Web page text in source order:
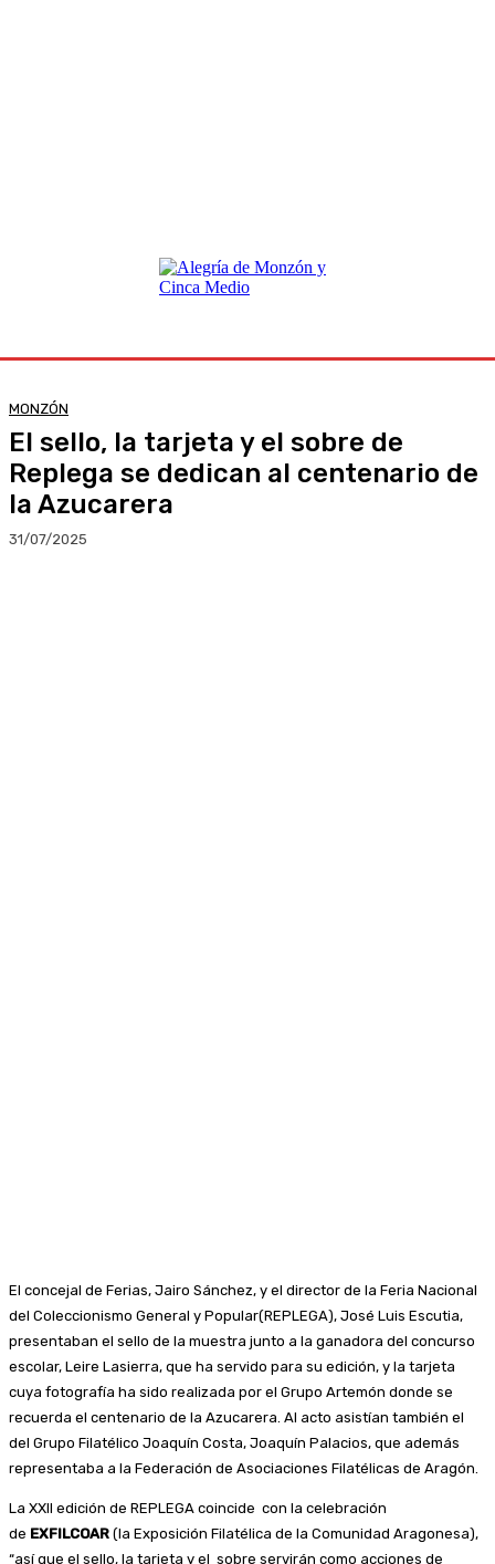
MONZÓN
El sello, la tarjeta y el sobre de
Replega se dedican al centenario de
la Azucarera
31/07/2025
El concejal de Ferias, Jairo Sánchez, y el director de la Feria Nacional
del Coleccionismo General y Popular(REPLEGA), José Luis Escutia,
presentaban el sello de la muestra junto a la ganadora del concurso
escolar, Leire Lasierra, que ha servido para su edición, y la tarjeta
cuya fotografía ha sido realizada por el Grupo Artemón donde se
recuerda el centenario de la Azucarera. Al acto asistían también el
del Grupo Filatélico Joaquín Costa, Joaquín Palacios, que además
representaba a la Federación de Asociaciones Filatélicas de Aragón.
La XXII edición de REPLEGA coincide con la celebración
de EXFILCOAR (la Exposición Filatélica de la Comunidad Aragonesa),
“así que el sello, la tarjeta y el sobre servirán como acciones de